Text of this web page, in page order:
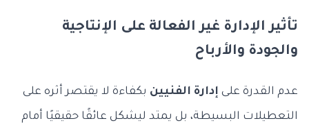
تأثير الإدارة غير الفعالة على الإنتاجية
والجودة والأرباح
عدم القدرة على إدارة الفنيين بكفاءة لا يقتصر أثره على
التعطيلات البسيطة، بل يمتد ليشكل عائقًا حقيقيًا أمام